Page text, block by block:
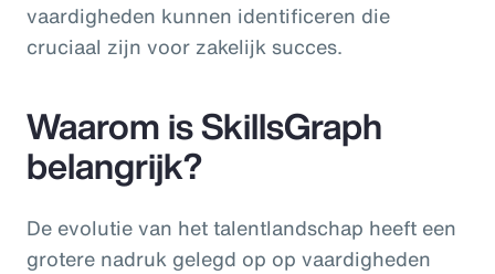
vaardigheden kunnen identificeren die
cruciaal zijn voor zakelijk succes.
Waarom is SkillsGraph
belangrijk?
De evolutie van het talentlandschap heeft een
grotere nadruk gelegd op op vaardigheden